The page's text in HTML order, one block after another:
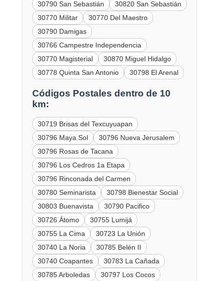
30790 San Sebastián
30820 San Sebastián
30770 Militar
30770 Del Maestro
30790 Damigas
30766 Campestre Independencia
30770 Magisterial
30870 Miguel Hidalgo
30778 Quinta San Antonio
30798 El Arenal
Códigos Postales dentro de 10
km:
30719 Brisas del Texcuyuapan
30796 Maya Sol
30796 Nueva Jerusalem
30796 Rosas de Tacana
30796 Los Cedros 1a Etapa
30796 Rinconada del Carmen
30780 Seminarista
30798 Bienestar Social
30803 Buenavista
30790 Pacifico
30726 Átomo
30755 Lumijá
30755 La Cima
30723 La Unión
30740 La Noria
30785 Belén II
30740 Coapantes
30783 La Cañada
30785 Arboledas
30797 Los Cocos